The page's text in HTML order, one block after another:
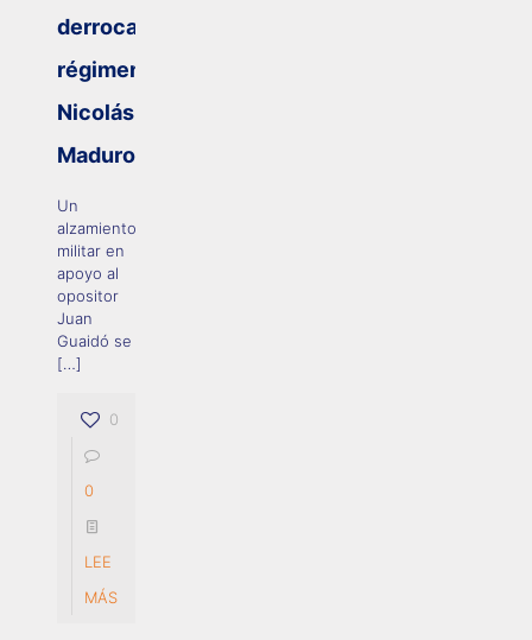
derrocar
régimen
Nicolás
Maduro
Un
alzamiento
militar en
apoyo al
opositor
Juan
Guaidó se
[…]
0
0
LEE
MÁS